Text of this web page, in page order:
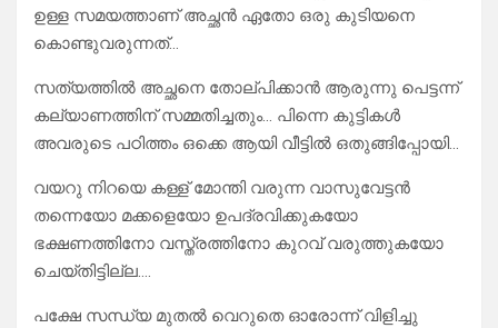
ഉള്ള സമയത്താണ് അച്ഛൻ ഏതോ ഒരു കുടിയനെ
കൊണ്ടുവരുന്നത്…
സത്യത്തിൽ അച്ഛനെ തോല്പിക്കാൻ ആരുന്നു പെട്ടന്ന്
കല്യാണത്തിന് സമ്മതിച്ചതും… പിന്നെ കുട്ടികൾ
അവരുടെ പഠിത്തം ഒക്കെ ആയി വീട്ടിൽ ഒതുങ്ങിപ്പോയി…
വയറു നിറയെ കള്ള് മോന്തി വരുന്ന വാസുവേട്ടൻ
തന്നെയോ മക്കളെയോ ഉപദ്രവിക്കുകയോ
ഭക്ഷണത്തിനോ വസ്ത്രത്തിനോ കുറവ് വരുത്തുകയോ
ചെയ്തിട്ടില്ല….
പക്ഷേ സന്ധ്യ മുതൽ വെറുതെ ഓരോന്ന് വിളിച്ചു